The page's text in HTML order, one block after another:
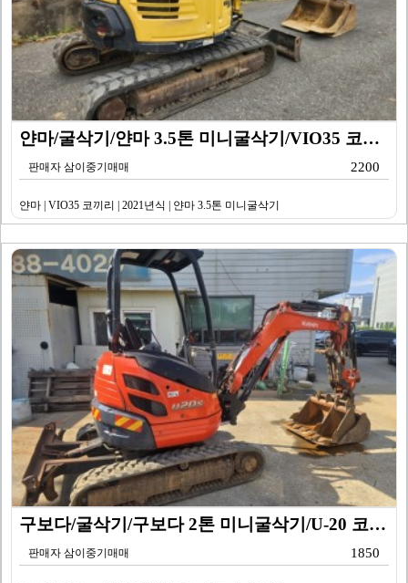
얀마/굴삭기/얀마 3.5톤 미니굴삭기/VIO35 코끼리…
판매자 삼이중기매매 2200
얀마 | VIO35 코끼리 | 2021년식 | 얀마 3.5톤 미니굴삭기
구보다/굴삭기/구보다 2톤 미니굴삭기/U-20 코끼리/…
판매자 삼이중기매매 1850